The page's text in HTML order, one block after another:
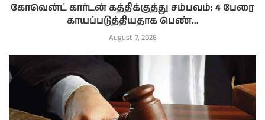
கோவென்ட் கார்டன் கத்திக்குத்து சம்பவம்: 4 பேரை
காயப்படுத்தியதாக பெண்...
August 7, 2026